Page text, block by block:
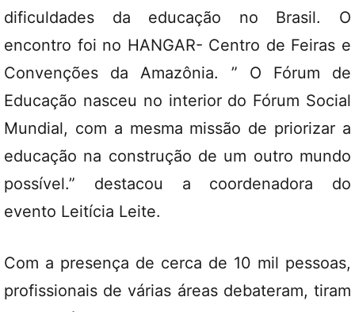
dificuldades da educação no Brasil. O
encontro foi no HANGAR- Centro de Feiras e
Convenções da Amazônia. ” O Fórum de
Educação nasceu no interior do Fórum Social
Mundial, com a mesma missão de priorizar a
educação na construção de um outro mundo
possível.” destacou a coordenadora do
evento Leitícia Leite.
Com a presença de cerca de 10 mil pessoas,
profissionais de várias áreas debateram, tiram